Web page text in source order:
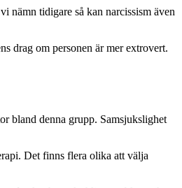
nämn tidigare så kan narcissism även
drag om personen är mer extrovert.
bland denna grupp. Samsjukslighet
Det finns flera olika att välja